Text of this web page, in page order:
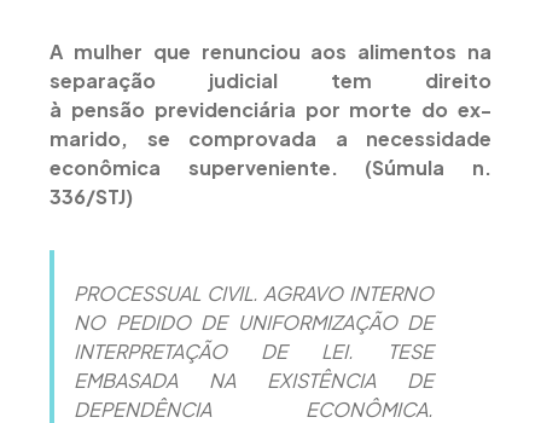
A mulher que renunciou aos alimentos na
separação judicial tem direito
à pensão previdenciária por morte do ex-
marido, se comprovada a necessidade
econômica superveniente. (Súmula n.
336/STJ)
PROCESSUAL CIVIL. AGRAVO INTERNO
NO PEDIDO DE UNIFORMIZAÇÃO DE
INTERPRETAÇÃO DE LEI. TESE
EMBASADA NA EXISTÊNCIA DE
DEPENDÊNCIA ECONÔMICA.